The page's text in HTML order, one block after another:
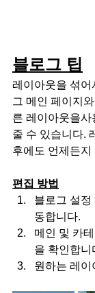
블로그 팁
레이아웃을 섞어
그 메인 페이지
른 레이아웃을
줄 수 있습니다.
후에도 언제든
편집 방법
블로그 설정
동합니다.
메인 및 카
을 확인합니
원하는 레이